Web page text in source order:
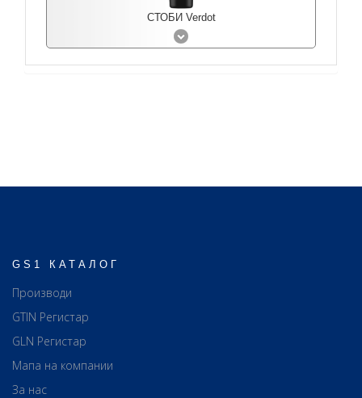
СТОБИ Verdot
GS1 КАТАЛОГ
Производи
GTIN Регистар
GLN Регистар
Мапа на компании
За нас